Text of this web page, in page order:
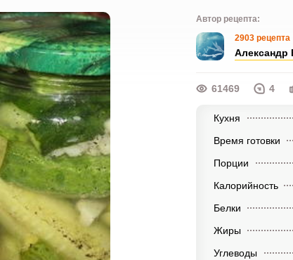
Автор рецепта:
2903 рецепта
Александр
61469 4
Кухня
Время готовки
Порции
Калорийность
Белки
Жиры
Углеводы